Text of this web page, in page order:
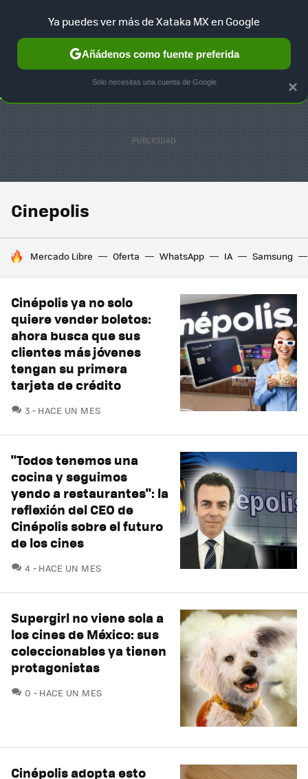
SELECCIÓN GAMING HOME AUTO TERRITORIO
Cinepolis
HOY SE HABLA DE
Mercado Libre Oferta WhatsApp IA Samsung
Cinépolis ya no solo
quiere vender boletos:
ahora busca que sus
clientes más jóvenes
tengan su primera
tarjeta de crédito
3 COMENTARIOS
HACE UN MES
"Todos tenemos una
cocina y seguimos
yendo a restaurantes": la
reflexión del CEO de
Cinépolis sobre el futuro
de los cines
4 COMENTARIOS
HACE UN MES
Supergirl no viene sola a
los cines de México: sus
coleccionables ya tienen
protagonistas
0 COMENTARIOS
HACE UN MES
Cinépolis adopta esto
×
Ya puedes ver más de Xataka MX en Google
Añádenos como fuente preferida
Solo necesitas una cuenta de Google